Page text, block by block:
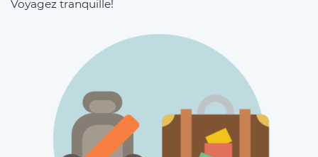
Voyagez tranquille!